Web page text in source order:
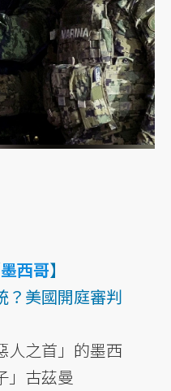
墨西哥】
？美國開庭審判
人之首」的墨西
古茲曼